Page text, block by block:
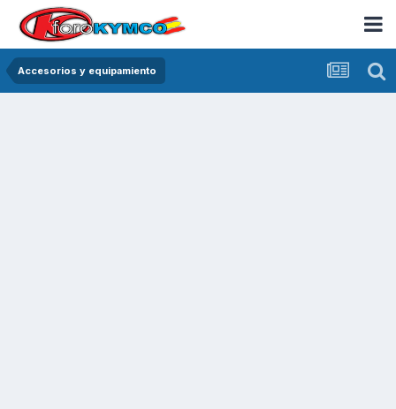
Accesorios y equipamiento